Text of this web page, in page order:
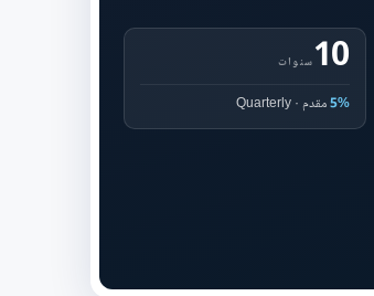
10سنوات
5%مقدم · Quarterly